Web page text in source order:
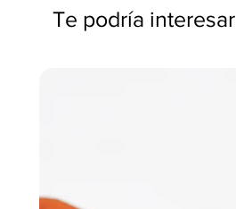
Te podría interesar